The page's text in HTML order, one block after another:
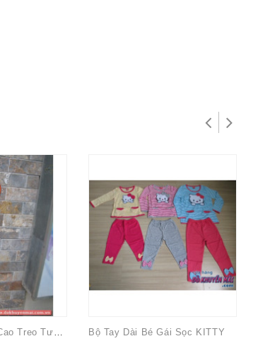
Bộ Tay Dài Bé Gái Sọc KITTY